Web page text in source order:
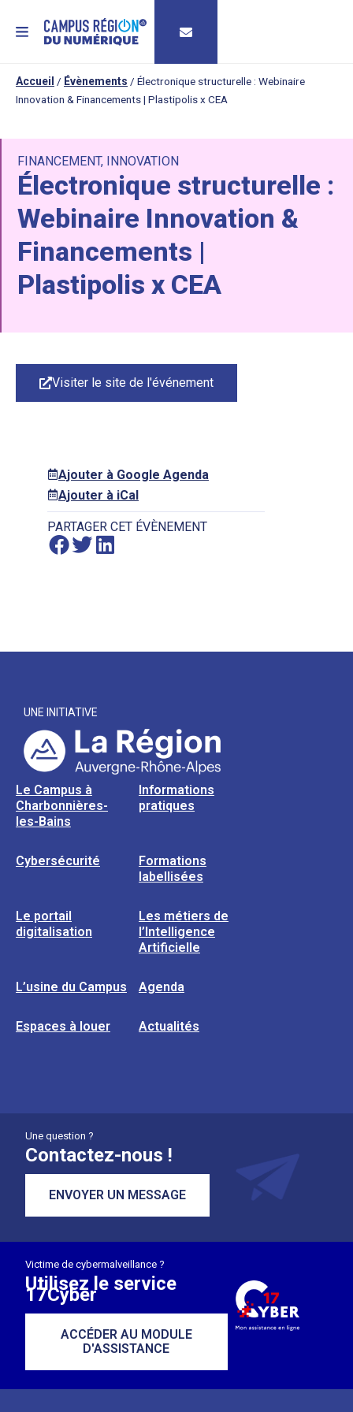
MENU
Accueil / Évènements / Électronique structurelle : Webinaire
Innovation & Financements | Plastipolis x CEA
FINANCEMENT, INNOVATION
Électronique structurelle :
Webinaire Innovation &
Financements |
Plastipolis x CEA
Visiter le site de l'événement
Ajouter à Google Agenda
Ajouter à iCal
PARTAGER CET ÉVÈNEMENT
UNE INITIATIVE
Le Campus à
Charbonnières-
les-Bains
Informations
pratiques
Cybersécurité
Formations
labellisées
Le portail
digitalisation
Les métiers de
l’Intelligence
Artificielle
L’usine du Campus Agenda
Espaces à louer Actualités
Une question ?
Contactez-nous !
ENVOYER UN MESSAGE
Victime de cybermalveillance ?
Utilisez le service
17Cyber
ACCÉDER AU MODULE
D'ASSISTANCE